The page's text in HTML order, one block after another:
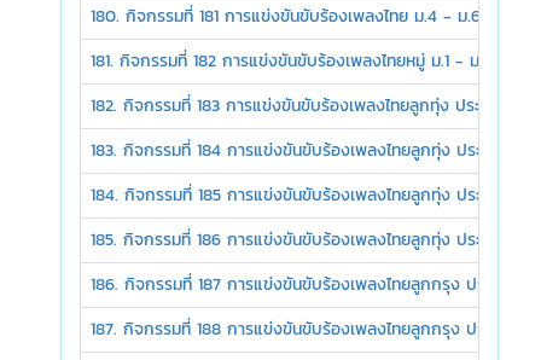
180. กิจกรรมที่ 181 การแข่งขันขับร้องเพลงไทย ม.4 - ม.6
181. กิจกรรมที่ 182 การแข่งขันขับร้องเพลงไทยหมู่ ม.1 - ม.6
182. กิจกรรมที่ 183 การแข่งขันขับร้องเพลงไทยลูกทุ่ง ประเภทชาย
183. กิจกรรมที่ 184 การแข่งขันขับร้องเพลงไทยลูกทุ่ง ประเภทหญิ
184. กิจกรรมที่ 185 การแข่งขันขับร้องเพลงไทยลูกทุ่ง ประเภทชา
185. กิจกรรมที่ 186 การแข่งขันขับร้องเพลงไทยลูกทุ่ง ประเภทห
186. กิจกรรมที่ 187 การแข่งขันขับร้องเพลงไทยลูกกรุง ประเภทชา
187. กิจกรรมที่ 188 การแข่งขันขับร้องเพลงไทยลูกกรุง ประเภทห